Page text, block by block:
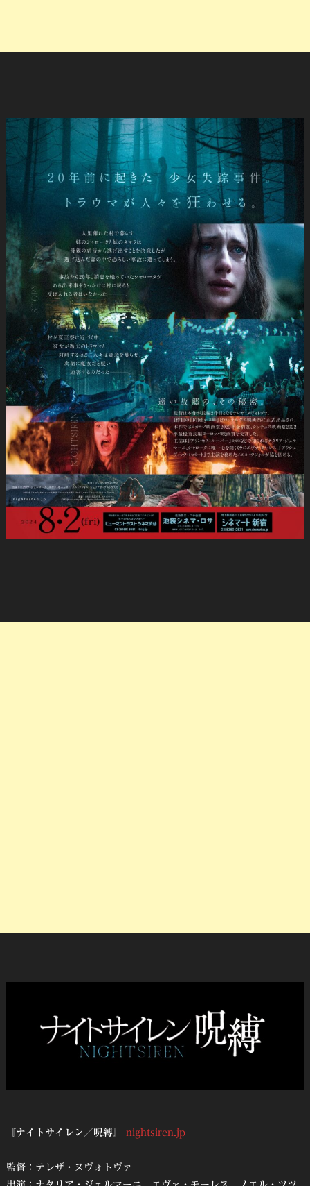
『ナイトサイレン／呪縛』 nightsiren.jp
監督：テレザ・ヌヴォトヴァ